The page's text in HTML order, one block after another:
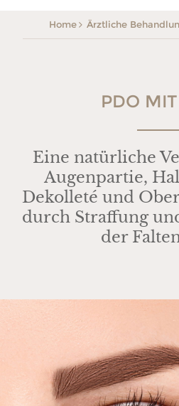
Home Ärztliche
PDO
Eine natürliche
Augenpartie,
Dekolleté und
durch Straffung
der